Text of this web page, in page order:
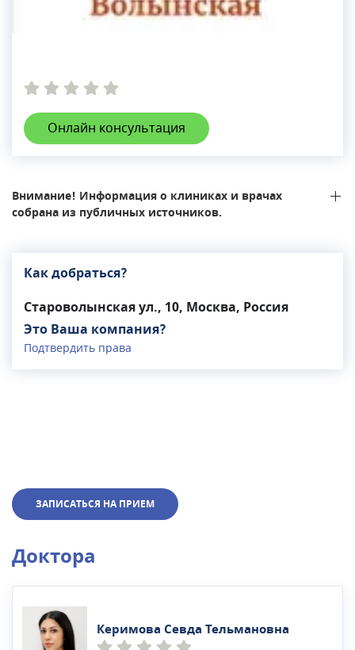
Онлайн консультация
Внимание! Информация о клиниках и врачах
собрана из публичных источников.
Как добраться?
Староволынская ул., 10, Москва, Россия
Это Ваша компания?
Подтвердить права
ЗАПИСАТЬСЯ НА ПРИЕМ
Доктора
Керимова Севда Тельмановна